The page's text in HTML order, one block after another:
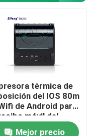
térmica de
del IOS 80m
de Android para
móvil del
Mejor precio